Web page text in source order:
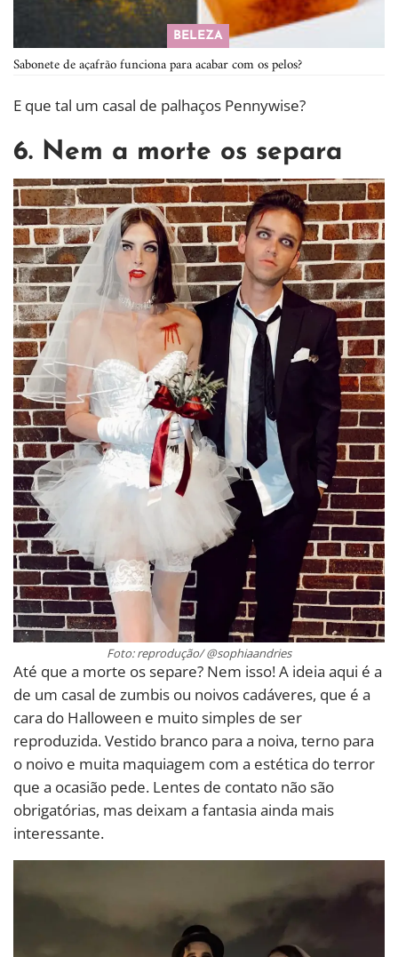
BELEZA
Sabonete de açafrão funciona para acabar com os pelos?
E que tal um casal de palhaços Pennywise?
6. Nem a morte os separa
Foto: reprodução/ @sophiaandries
Até que a morte os separe? Nem isso! A ideia aqui é a
de um casal de zumbis ou noivos cadáveres, que é a
cara do Halloween e muito simples de ser
reproduzida. Vestido branco para a noiva, terno para
o noivo e muita maquiagem com a estética do terror
que a ocasião pede. Lentes de contato não são
obrigatórias, mas deixam a fantasia ainda mais
interessante.